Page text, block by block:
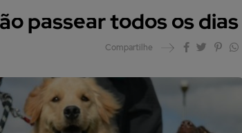
passear todos os dias
Compartilhe